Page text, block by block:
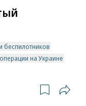
беспилотников
на Украине